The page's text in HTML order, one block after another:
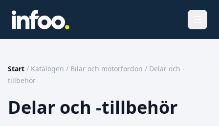
Start / Katalogen / Bilar och motorfordon / Delar och -
tillbehör
Delar och -tillbehör